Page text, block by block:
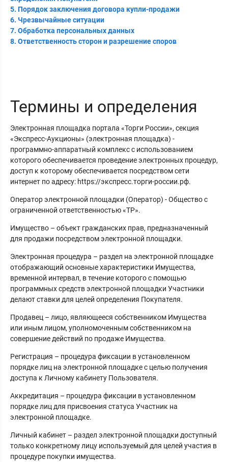
5. Порядок заключения договора купли-продажи
6. Чрезвычайные ситуации
7. Обработка персональных данных
8. Ответственность сторон и разрешение споров
Термины и определения
Электронная площадка портала «Торги России», секция
«Экспресс-Аукционы» (электронная площадка) -
программно-аппаратный комплекс с использованием
которого обеспечивается проведение электронных процедур,
доступ к которому обеспечивается посредством сети
интернет по адресу: https://экспресс.торги-россии.рф.
Оператор электронной площадки (Оператор) - Общество с
ограниченной ответственностью «ТР».
Имущество – объект гражданских прав, предназначенный
для продажи посредством электронной площадки.
Электронная процедура – раздел на электронной площадке
отображающий основные характеристики Имущества,
временной интервал, в течение которого с помощью
программных средств электронной площадки Участники
делают ставки для целей определения Покупателя.
Продавец – лицо, являющееся собственником Имущества
или иным лицом, уполномоченным собственником на
совершение действий по продаже Имущества.
Регистрация – процедура фиксации в установленном
порядке лиц на электронной площадке с целью получения
доступа к Личному кабинету Пользователя.
Аккредитация – процедура фиксации в установленном
порядке лиц для присвоения статуса Участник на
электронной площадке.
Личный кабинет – раздел электронной площадки доступный
только конкретному лицу используемый для целей участия в
процедуре покупки имущества.